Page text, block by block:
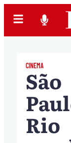
CINEMA
São
Rio